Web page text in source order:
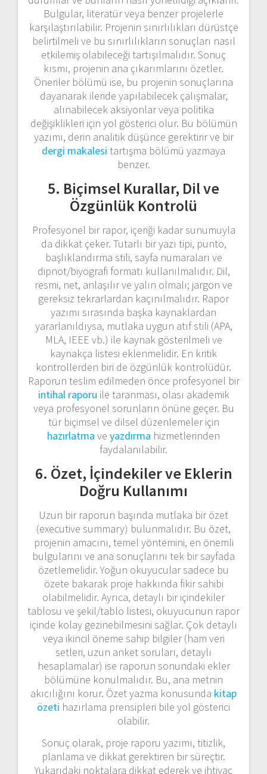
Bulgular, literatür veya benzer projelerle
karşılaştırılabilir. Projenin sınırlılıkları dürüstçe
belirtilmeli ve bu sınırlılıkların sonuçları nasıl
etkilemiş olabileceği tartışılmalıdır. Sonuç
kısmı, projenin ana çıkarımlarını özetler.
Öneriler bölümü ise, bu projenin sonuçlarına
dayanarak ileride yapılabilecek çalışmalar,
alınabilecek aksiyonlar veya politika
değişiklikleri için yol gösterici olur. Bu bölümün
yazımı, derin analitik düşünce gerektirir ve bir
dergi makalesi tartışma bölümü yazmaya
benzer.
5. Biçimsel Kurallar, Dil ve
Özgünlük Kontrolü
Profesyonel bir rapor, içeriği kadar sunumuyla
da dikkat çeker. Tutarlı bir yazı tipi, punto,
başlıklandırma stili, sayfa numaraları ve
dipnot/biyografi formatı kullanılmalıdır. Dil,
resmi, net, anlaşılır ve yalın olmalı; jargon ve
gereksiz tekrarlardan kaçınılmalıdır. Rapor
yazımı sırasında başka kaynaklardan
yararlanıldıysa, mutlaka uygun atıf stili (APA,
MLA, IEEE vb.) ile kaynak gösterilmeli ve
kaynakça listesi eklenmelidir. En kritik
kontrollerden biri de özgünlük kontrolüdür.
Raporun teslim edilmeden önce profesyonel bir
intihal raporu ile taranması, olası akademik
veya profesyonel sorunların önüne geçer. Bu
tür biçimsel ve dilsel düzenlemeler için
hazırlatma ve yazdırma hizmetlerinden
faydalanılabilir.
6. Özet, İçindekiler ve Eklerin
Doğru Kullanımı
Uzun bir raporun başında mutlaka bir özet
(executive summary) bulunmalıdır. Bu özet,
projenin amacını, temel yöntemini, en önemli
bulgularını ve ana sonuçlarını tek bir sayfada
özetlemelidir. Yoğun okuyucular sadece bu
özete bakarak proje hakkında fikir sahibi
olabilmelidir. Ayrıca, detaylı bir içindekiler
tablosu ve şekil/tablo listesi, okuyucunun rapor
içinde kolay gezinebilmesini sağlar. Çok detaylı
veya ikincil öneme sahip bilgiler (ham veri
setleri, uzun anket soruları, detaylı
hesaplamalar) ise raporun sonundaki ekler
bölümüne konulmalıdır. Bu, ana metnin
akıcılığını korur. Özet yazma konusunda kitap
özeti hazırlama prensipleri bile yol gösterici
olabilir.
Sonuç olarak, proje raporu yazımı, titizlik,
planlama ve dikkat gerektiren bir süreçtir.
Yukarıdaki noktalara dikkat ederek ve ihtiyaç